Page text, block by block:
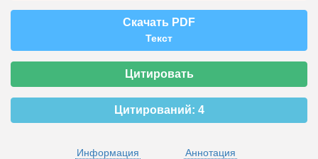
Скачать PDF
Текст
Цитировать
Цитирований: 4
Информация
Аннотация